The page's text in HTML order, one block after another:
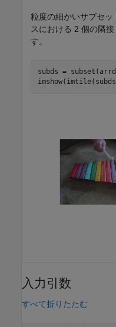
粒度の細かいサブセ
スにおける 2 個の隣
す。
subds =
入力引数
すべて折りたたむ